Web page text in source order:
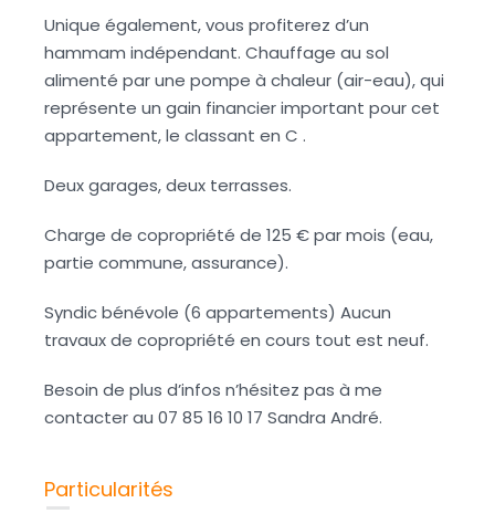
Unique également, vous profiterez d’un
hammam indépendant. Chauffage au sol
alimenté par une pompe à chaleur (air-eau), qui
représente un gain financier important pour cet
appartement, le classant en C .
Deux garages, deux terrasses.
Charge de copropriété de 125 € par mois (eau,
partie commune, assurance).
Syndic bénévole (6 appartements) Aucun
travaux de copropriété en cours tout est neuf.
Besoin de plus d’infos n’hésitez pas à me
contacter au 07 85 16 10 17 Sandra André.
Particularités